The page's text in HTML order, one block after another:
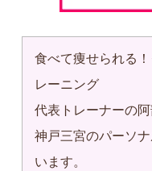
食べて痩せられる
レーニング
代表トレーナーの阿
神戸三宮のパーソ
います。